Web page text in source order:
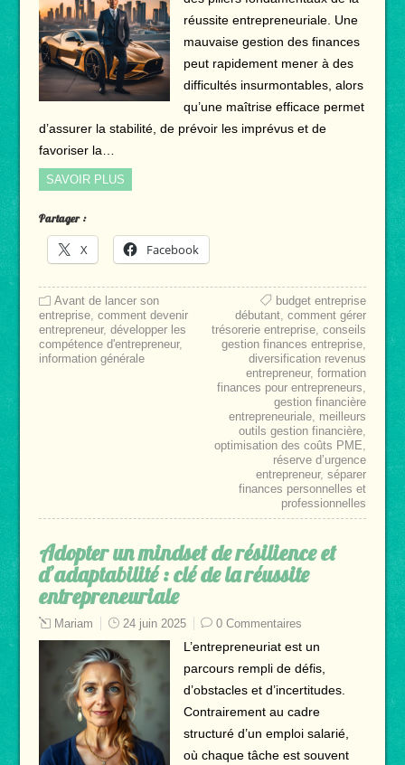
réussite entrepreneuriale. Une
mauvaise gestion des finances
peut rapidement mener à des
difficultés insurmontables, alors
qu’une maîtrise efficace permet
d’assurer la stabilité, de prévoir les imprévus et de
favoriser la…
SAVOIR PLUS
Partager :
X Facebook
Avant de lancer son
entreprise, comment devenir
entrepreneur, développer les
compétence d'entrepreneur,
information générale
budget entreprise
débutant,comment gérer
trésorerie entreprise,conseils
gestion finances entreprise,
diversification revenus
entrepreneur,formation
finances pour entrepreneurs,
gestion financière
entrepreneuriale, meilleurs
outils gestion financière,
optimisation des coûts PME,
réserve d’urgence
entrepreneur,séparer
finances personnelles et
professionnelles
Adopter un mindset de résilience et
d’adaptabilité : clé de la réussite
entrepreneuriale
Mariam 24 juin 2025 0 Commentaires
L’entrepreneuriat est un
parcours rempli de défis,
d’obstacles et d’incertitudes.
Contrairement au cadre
structuré d’un emploi salarié,
où chaque tâche est souvent